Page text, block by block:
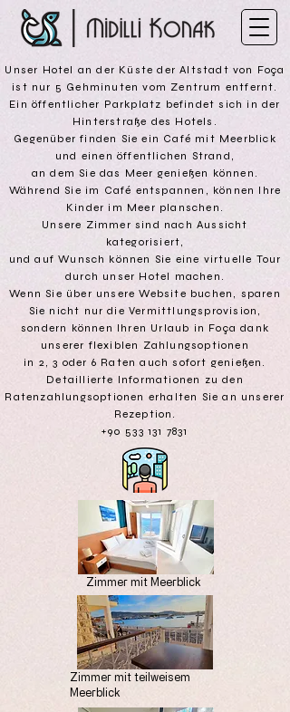
Unser Hotel an der Küste der Altstadt von Foça
ist nur 5 Gehminuten vom Zentrum entfernt.
Ein öffentlicher Parkplatz befindet sich in der
Hinterstraße des Hotels.
Gegenüber finden Sie ein Café mit Meerblick
und einen öffentlichen Strand,
an dem Sie das Meer genießen können.
Während Sie im Café entspannen, können Ihre
Kinder im Meer planschen.
Unsere Zimmer sind nach Aussicht
kategorisiert,
und auf Wunsch können Sie eine virtuelle Tour
durch unser Hotel machen.
Wenn Sie über unsere Website buchen, sparen
Sie nicht nur die Vermittlungsprovision,
sondern können Ihren Urlaub in Foça dank
unserer flexiblen Zahlungsoptionen
in 2, 3 oder 6 Raten auch sofort genießen.
Detaillierte Informationen zu den
Ratenzahlungsoptionen erhalten Sie an unserer
Rezeption.
+90 533 131 7831
Zimmer mit Meerblick
Zimmer mit teilweisem
Meerblick